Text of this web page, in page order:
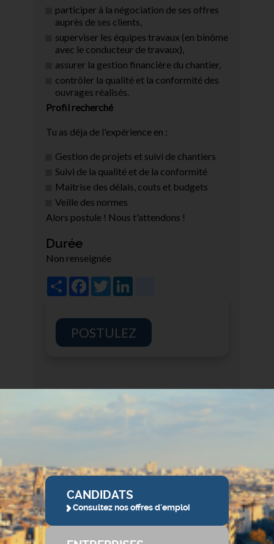
participer à la négociation de ses offres
auprès de ses clients,
superviser les équipes travaux (en binôme
avec le conducteur de travaux),
assurer la gestion financière du chantier,
contrôler la qualité et la conformité des
ouvrages réalisés.
Profil recherché
Tu as déja de l'expérience en :
Gestion de projets et suivi de chantiers
Suivi de la qualité et de la conformité
Maitrise des délais, couts et budgets
Veille des normes
Alors postule ! Nous t'attendons !
Durée
Non renseignée
Share Facebook
Twitter
POSTULEZ
CANDIDATS
Consultez nos offres d'emploi